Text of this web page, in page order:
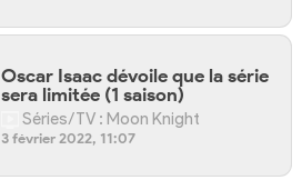
Oscar Isaac dévoile que la série
sera limitée (1 saison)
Séries/TV : Moon Knight
3 février 2022, 11:07